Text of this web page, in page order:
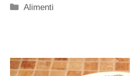
Categorie
Alimenti